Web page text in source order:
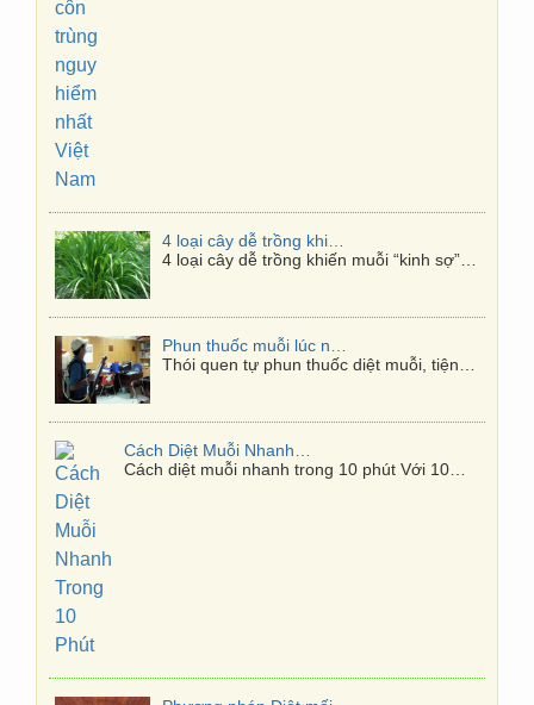
Thói quen tự phun thuốc diệt muỗi, tiện…
Cách diệt muỗi nhanh trong 10 phút Với 10…
Quận 7 có 10 phường: Bình Thuận, Phú